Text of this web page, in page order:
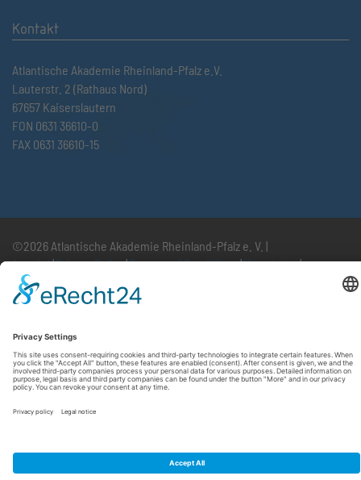
Kontakt
Atlantische Akademie Rheinland-Pfalz e.V.
Lauterstr. 2 (Rathaus Nord)
67657 Kaiserslautern
FON 0631 36610-0
FAX 0631 36610-15
©2026 Atlantische Akademie Rheinland-Pfalz e. V. |
Imprint|Privacy Policy|Terms and Conditions|Newsletter|
Cookie settings